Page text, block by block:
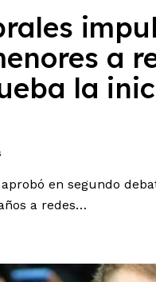
a
la
en segundo
a redes…